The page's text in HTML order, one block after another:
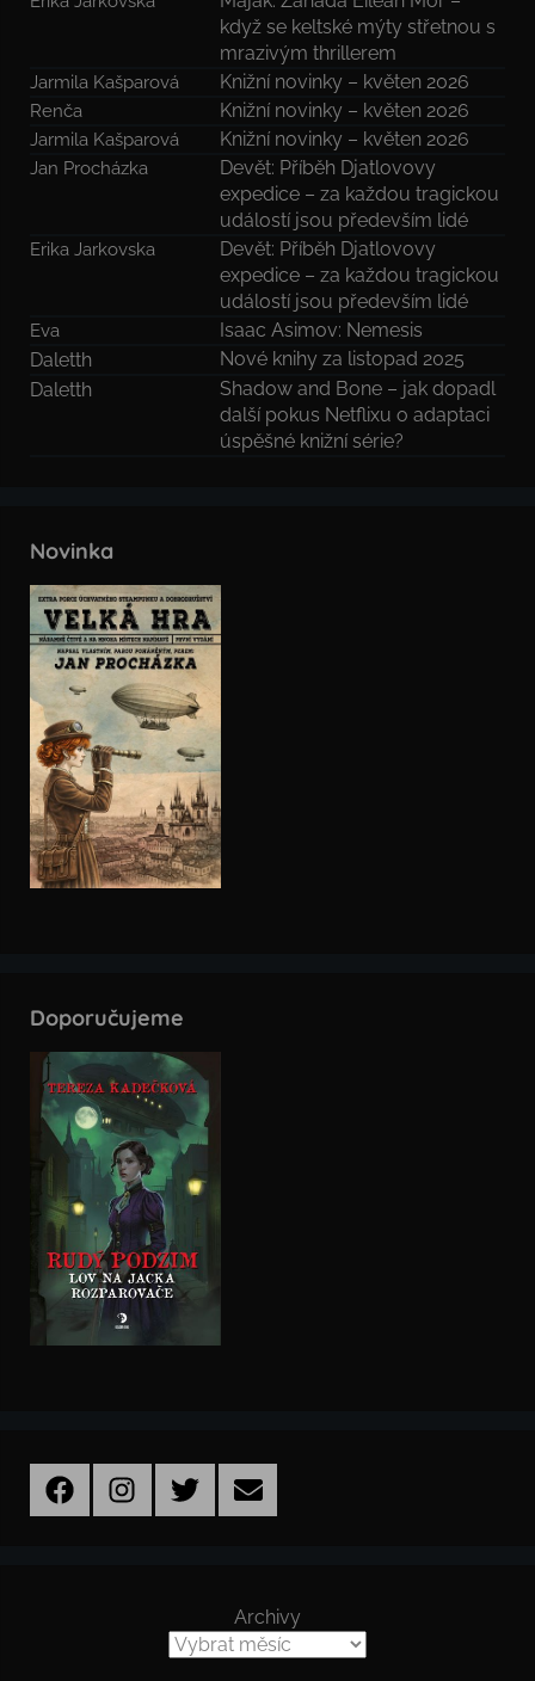
když se keltské mýty střetnou s
mrazivým thrillerem
Jarmila Kašparová Knižní novinky – květen 2026
Renča Knižní novinky – květen 2026
Jarmila Kašparová Knižní novinky – květen 2026
Jan Procházka
Devět: Příběh Djatlovovy
expedice – za každou tragickou
událostí jsou především lidé
Erika Jarkovska
Devět: Příběh Djatlovovy
expedice – za každou tragickou
událostí jsou především lidé
Eva
Isaac Asimov: Nemesis
Daletth
Nové knihy za listopad 2025
Daletth
Shadow and Bone – jak dopadl
další pokus Netflixu o adaptaci
úspěšné knižní série?
Novinka
Doporučujeme
FacebookInstagramTwitter Email
Archivy